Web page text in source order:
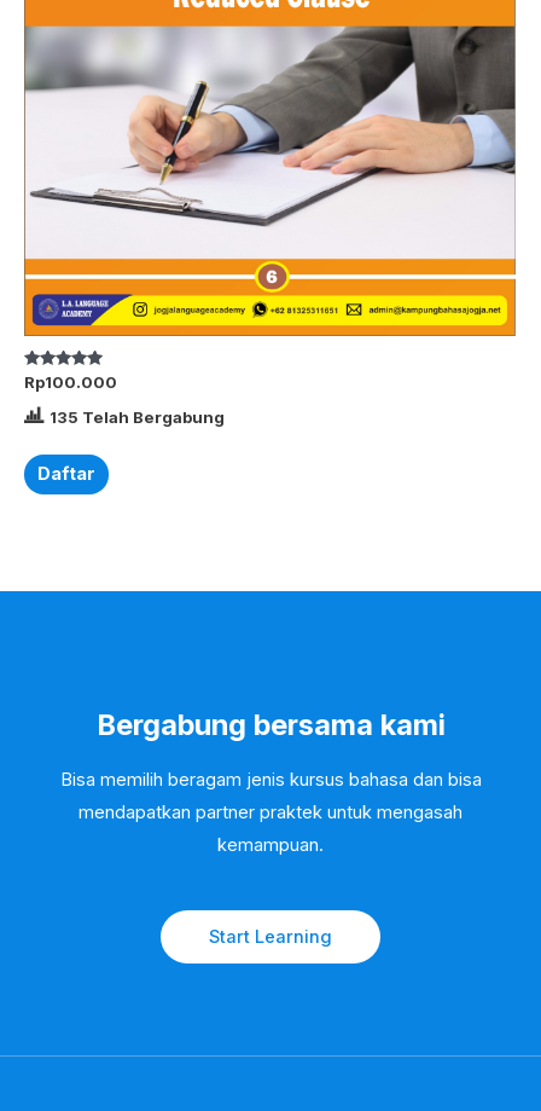
Dinilai
5.00
dari 5
Rp100.000
135 Telah Bergabung
Daftar
Bergabung bersama kami
Bisa memilih beragam jenis kursus bahasa dan bisa
mendapatkan partner praktek untuk mengasah
kemampuan.
Start Learning